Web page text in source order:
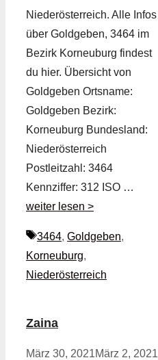
Niederösterreich. Alle Infos
über Goldgeben, 3464 im
Bezirk Korneuburg findest
du hier. Übersicht von
Goldgeben Ortsname:
Goldgeben Bezirk:
Korneuburg Bundesland:
Niederösterreich
Postleitzahl: 3464
Kennziffer: 312 ISO …
weiter lesen >
Schlagwörter
3464, Goldgeben,
Korneuburg,
Niederösterreich
Zaina
März 30, 2021März 2, 2021